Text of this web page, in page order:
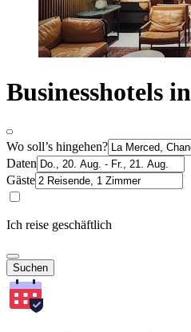
Businesshotels
Wo soll’s hingehen?
Daten
Gäste
Ich reise geschäftlich
Suchen